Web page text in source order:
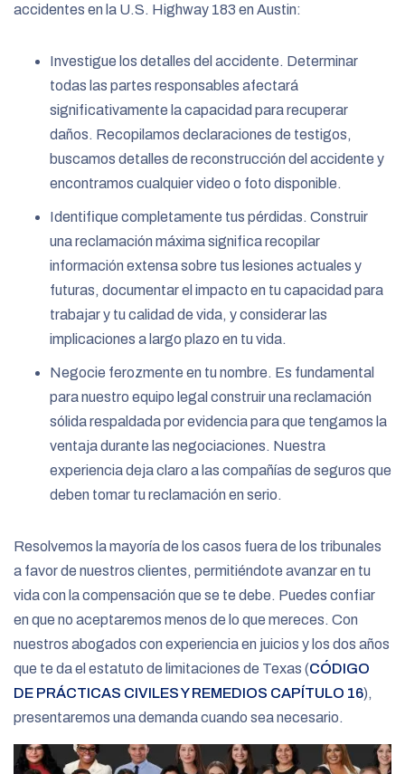
accidentes en la U.S. Highway 183 en Austin:
Investigue los detalles del accidente. Determinar
todas las partes responsables afectará
significativamente la capacidad para recuperar
daños. Recopilamos declaraciones de testigos,
buscamos detalles de reconstrucción del accidente y
encontramos cualquier video o foto disponible.
Identifique completamente tus pérdidas. Construir
una reclamación máxima significa recopilar
información extensa sobre tus lesiones actuales y
futuras, documentar el impacto en tu capacidad para
trabajar y tu calidad de vida, y considerar las
implicaciones a largo plazo en tu vida.
Negocie ferozmente en tu nombre. Es fundamental
para nuestro equipo legal construir una reclamación
sólida respaldada por evidencia para que tengamos la
ventaja durante las negociaciones. Nuestra
experiencia deja claro a las compañías de seguros que
deben tomar tu reclamación en serio.
Resolvemos la mayoría de los casos fuera de los tribunales
a favor de nuestros clientes, permitiéndote avanzar en tu
vida con la compensación que se te debe. Puedes confiar
en que no aceptaremos menos de lo que mereces. Con
nuestros abogados con experiencia en juicios y los dos años
que te da el estatuto de limitaciones de Texas (CÓDIGO
DE PRÁCTICAS CIVILES Y REMEDIOS CAPÍTULO 16),
presentaremos una demanda cuando sea necesario.